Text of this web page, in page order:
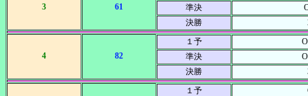
3 61
準決
決勝
4 82
１予
準決
決勝
１予